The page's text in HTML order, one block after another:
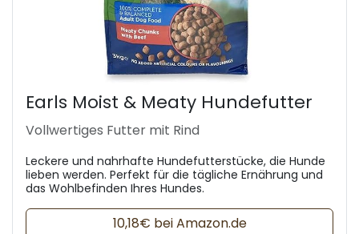
Earls Moist & Meaty Hundefutter
Vollwertiges Futter mit Rind
Leckere und nahrhafte Hundefutterstücke, die Hunde
lieben werden. Perfekt für die tägliche Ernährung und
das Wohlbefinden Ihres Hundes.
10,18€ bei Amazon.de